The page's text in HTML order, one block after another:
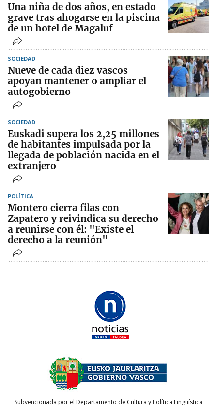
Una niña de dos años, en estado
grave tras ahogarse en la piscina
de un hotel de Magaluf
SOCIEDAD
Nueve de cada diez vascos
apoyan mantener o ampliar el
autogobierno
SOCIEDAD
Euskadi supera los 2,25 millones
de habitantes impulsada por la
llegada de población nacida en el
extranjero
POLÍTICA
Montero cierra filas con
Zapatero y reivindica su derecho
a reunirse con él: "Existe el
derecho a la reunión"
Subvencionada por el Departamento de Cultura y Política Lingüística